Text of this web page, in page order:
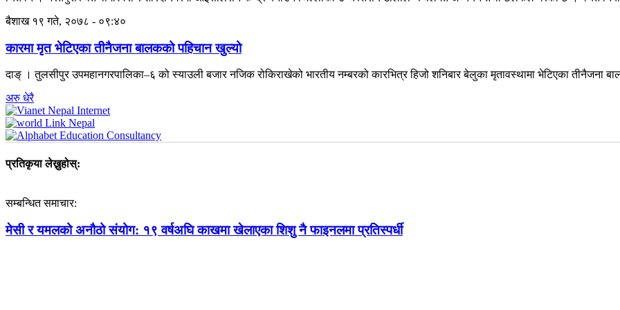
बैशाख १९ गते, २०७८ - ०९:४०
कारमा मृत भेटिएका तीनैजना बालकको पहिचान खुल्यो
दाङ् । तुलसीपुर उपमहानगरपालिका–६ को स्याउली बजार नजिक रोकिराखेको भारतीय नम्बरको कारभित्र हिजो शनिबार बेलुका मृतावस्थामा भेटिएका तीनैजना
अरु धेरै
प्रतिकृया लेख्नुहोस्:
सम्बन्धित समाचार:
मेसी र यमलको अनौठो संयोग: १९ वर्षअघि काखमा खेलाएका शिशु नै फाइनलमा प्रतिस्पर्धी